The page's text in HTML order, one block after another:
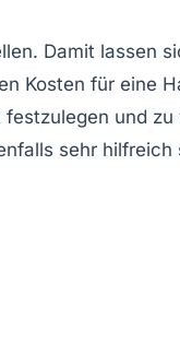
Damit lassen
Kosten für eine
und
sehr hilfreich